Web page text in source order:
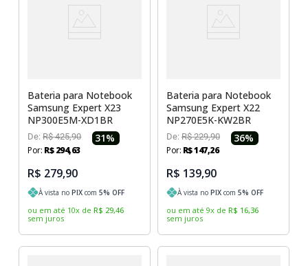
Bateria para Notebook
Samsung Expert X23
NP300E5M-XD1BR
De:R$ 425,90 31%
Por: R$ 294,63
R$ 279,90
À vista noPIX com5% OFF
ou em até 10x de R$ 29,46
sem juros
Bateria para Notebook
Samsung Expert X22
NP270E5K-KW2BR
De: R$ 229,90 36%
Por: R$147,26
R$ 139,90
À vista no PIX com 5% OFF
ou em até 9x de R$ 16,36
sem juros